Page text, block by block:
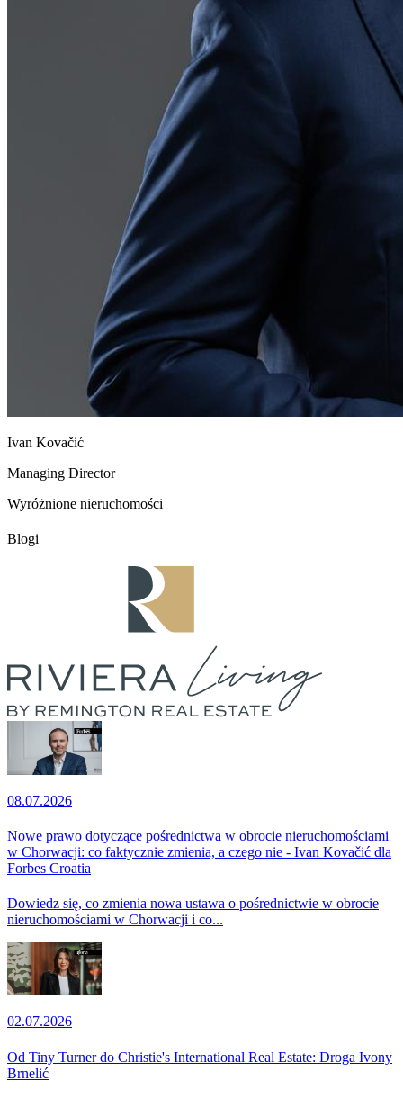
Ivan Kovačić
Managing Director
Wyróżnione nieruchomości
Blogi
08.07.2026
Nowe prawo dotyczące pośrednictwa w obrocie nieruchomościami
w Chorwacji: co faktycznie zmienia, a czego nie - Ivan Kovačić dla
Forbes Croatia
Dowiedz się, co zmienia nowa ustawa o pośrednictwie w obrocie
nieruchomościami w Chorwacji i co...
02.07.2026
Od Tiny Turner do Christie's International Real Estate: Droga Ivony
Brnelić